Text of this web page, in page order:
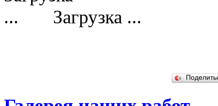
Загрузка ...